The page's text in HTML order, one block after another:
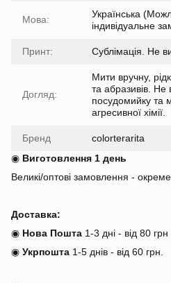
Мова:
Українська
індивідуальне
Принт: Сублімація. Не
Догляд:
Мити вручну,
та абразивів. Не
посудомийку та
агресивної хімії.
Бренд
colorterarita
◉ Виготовлення 1 день
Великі/оптові замовлення -
Доставка:
◉ Нова Пошта 1-3 дні - від 80 грн
◉ Укрпошта 1-5 днів - від 60 грн.